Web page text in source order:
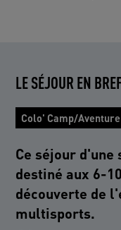
LE SÉJOUR EN
Colo' Camp/
Ce séjour d'une
destiné aux 6-
découverte de
multisports.